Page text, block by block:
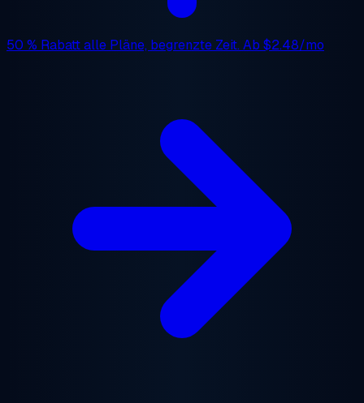
50 % Rabattalle Pläne, begrenzte Zeit. Ab $2.48/mo